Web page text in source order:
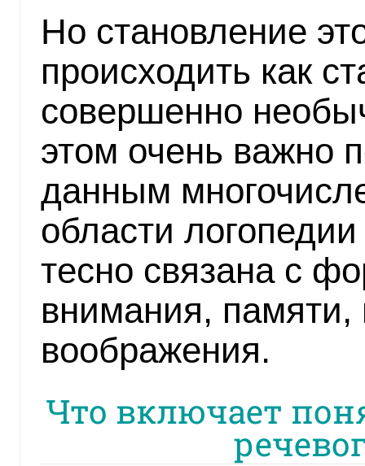
Но становление
происходить как
совершенно
этом очень важно
данным
области
тесно связана с
внимания,
воображения.
Что включает